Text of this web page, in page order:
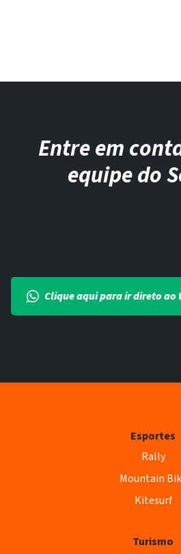
Entre em
equipe do
Clique aqui para ir direto ao
Esportes
Rally
Mountain
Kitesurf
Turismo